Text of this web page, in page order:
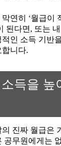
연히 ‘월급이
된다면, 또는
인 소득 기반
합니다.
득을 높
진짜 월급은
공무원에게는